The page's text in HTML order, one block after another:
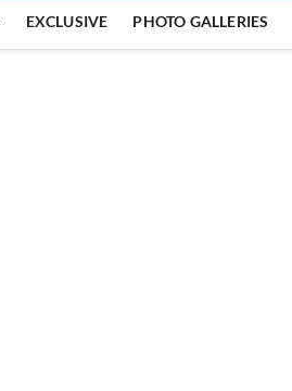
EXCLUSIVE PHOTO GALLERIES